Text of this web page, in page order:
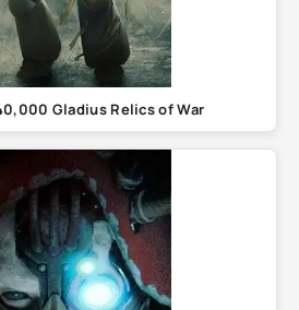
Gladius Relics of War